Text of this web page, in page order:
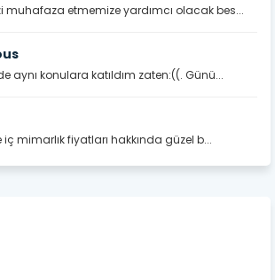
muhafaza etmemize yardımcı olacak bes...
aynı konulara katıldım zaten:((. Günü...
mimarlık fiyatları hakkında güzel b...